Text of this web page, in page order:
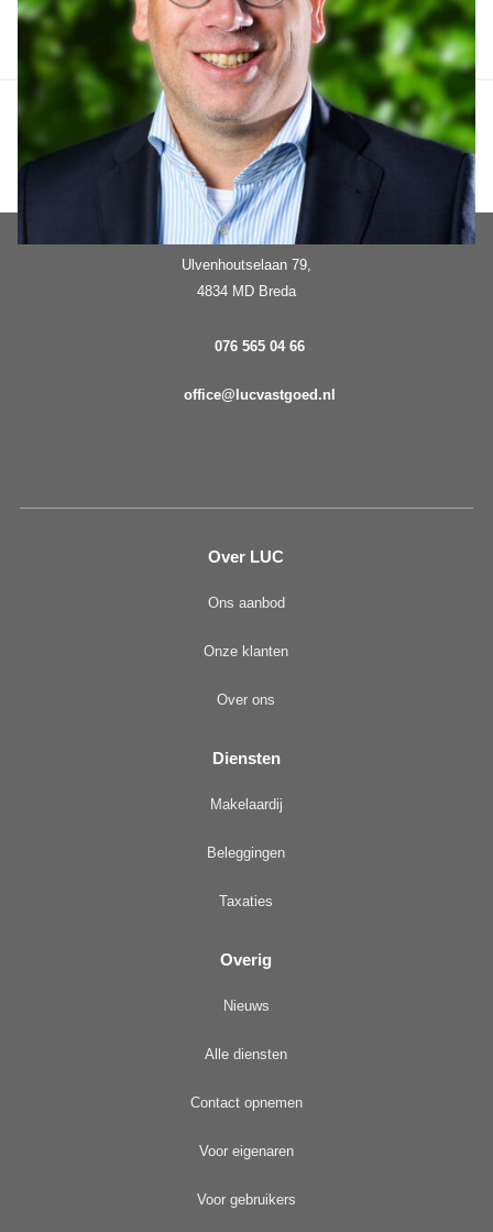
Ulvenhoutselaan 79,
4834 MD Breda
076 565 04 66
office@lucvastgoed.nl
Over LUC
Ons aanbod
Onze klanten
Over ons
Diensten
Makelaardij
Beleggingen
Taxaties
Overig
Nieuws
Alle diensten
Contact opnemen
Voor eigenaren
Voor gebruikers